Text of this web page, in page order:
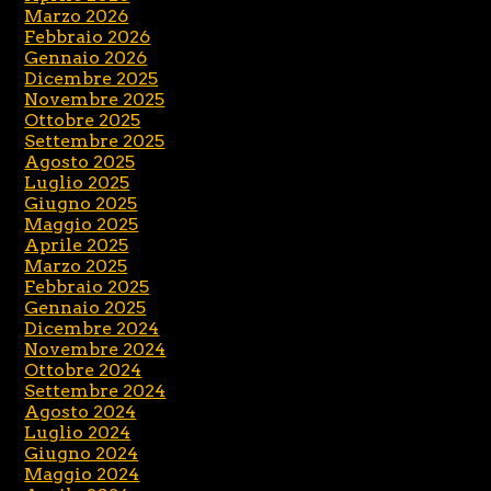
Marzo 2026
Febbraio 2026
Gennaio 2026
Dicembre 2025
Novembre 2025
Ottobre 2025
Settembre 2025
Agosto 2025
Luglio 2025
Giugno 2025
Maggio 2025
Aprile 2025
Marzo 2025
Febbraio 2025
Gennaio 2025
Dicembre 2024
Novembre 2024
Ottobre 2024
Settembre 2024
Agosto 2024
Luglio 2024
Giugno 2024
Maggio 2024